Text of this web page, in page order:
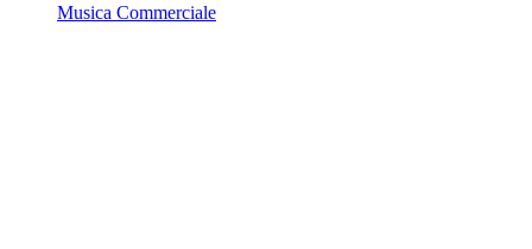
Musica Commerciale